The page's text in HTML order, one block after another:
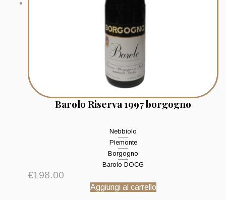
Barolo Riserva 1997 borgogno
Nebbiolo
Piemonte
Borgogno
Barolo DOCG
€198.00
Aggiungi al carrello